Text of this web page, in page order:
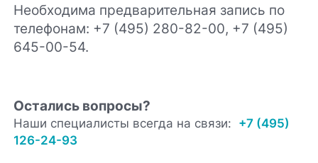
Необходима предварительная запись по
телефонам: +7 (495) 280-82-00, +7 (495)
645-00-54.
Остались вопросы?
Наши специалисты всегда на связи: +7 (495)
126-24-93